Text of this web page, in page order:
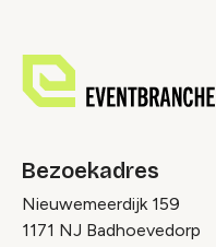
Bezoekadres
Nieuwemeerdijk 159
1171 NJ Badhoevedorp